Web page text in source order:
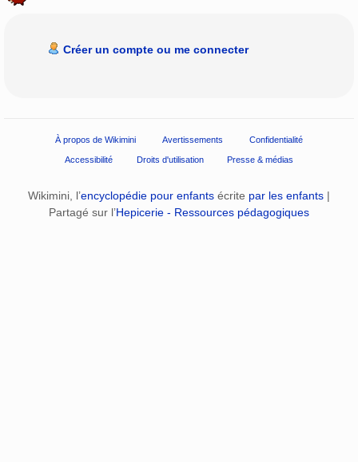
Créer un compte ou me connecter
À propos de Wikimini Avertissements Confidentialité
Accessibilité Droits d'utilisation Presse & médias
Wikimini, l’encyclopédie pour enfants écrite par les enfants |
Partagé sur l’Hepicerie - Ressources pédagogiques